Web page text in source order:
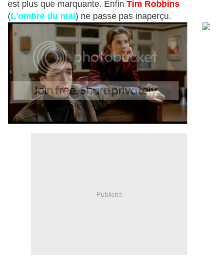
est plus que marquante. Enfin Tim Robbins
(L'ombre du mal ) ne passe pas inaperçu.
Publicité